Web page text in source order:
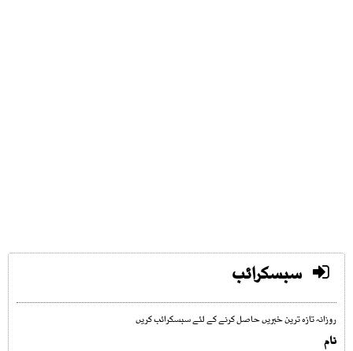
سبسکرائب
روزانہ تازہ ترین خبریں حاصل کرنے کے لئے سبسکرائب کریں
نام